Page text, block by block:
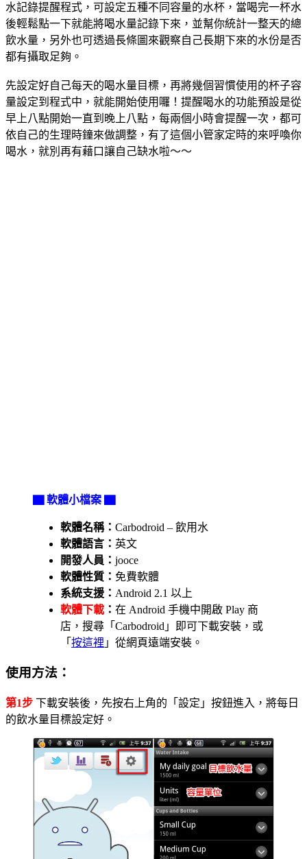
水記錄提醒程式，可設定五種不同容量的水杯，當喝完一杯水
後輕鬆點一下就能將喝水量記錄下來，並幫你統計一整天的總
飲水量，另外也可透過長條圖來觀察自己長期下來的水份是否
都有攝取足夠。
先設定好自己每天的喝水量目標，再將幾個習慣使用的杯子容
量設定到程式中，就能開始使用囉！提醒喝水的功能預設是從
早上八點開始一直到晚上八點，每兩個小時會提醒一次，都可
依自己的生理時鐘來做調整，有了這個小管家定時的來呼喚你
喝水，就別再有藉口讓自己缺水啦～～
▇ 軟體小檔案 ▇
軟體名稱： Carbodroid – 飲用水
軟體語言： 英文
開發人員： jooce
軟體性質： 免費軟體
系統支援： Android 2.1 以上
軟體下載 ： 在 Android 手機中開啟 Play 商
店，搜尋「Carbodroid」即可下載安裝，或
「 按這裡 」從網頁遠端安裝。
使用方法：
第1步 下載安裝後，先按右上角的「設定」按鈕進入，將每日
的飲水量目標設定好。